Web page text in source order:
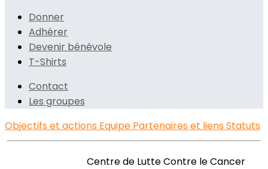
Donner
Adhérer
Devenir bénévole
T-Shirts
Contact
Les groupes
Objectifs et actions Equipe Partenaires et liens Statuts
Centre de Lutte Contre le Cancer